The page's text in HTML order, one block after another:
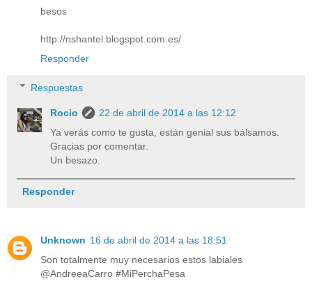
besos
http://nshantel.blogspot.com.es/
Responder
Respuestas
Rocio
22 de abril de 2014 a las 12:12
Ya verás como te gusta, están genial sus bálsamos.
Gracias por comentar.
Un besazo.
Responder
Unknown 16 de abril de 2014 a las 18:51
Son totalmente muy necesarios estos labiales
@AndreeaCarro #MiPerchaPesa